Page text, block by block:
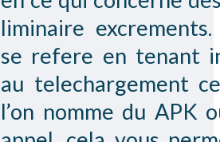
liminaire excrements.
se refere en tenant
au telechargement
l’on nomme du APK